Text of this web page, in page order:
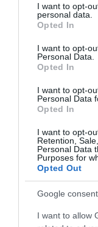
not limited to your
grant or deny
use your data for
consent section.
I want to opt-
personal data.
Opted In
I want to opt-
Personal Data.
Opted In
I want to opt-
Personal Data
Opted In
I want to opt-
Retention,
Personal Data
Purposes for
Opted Out
Google
I want to allow
Itt tartanak a
Otthon Start -, annak
hogy a Magyar